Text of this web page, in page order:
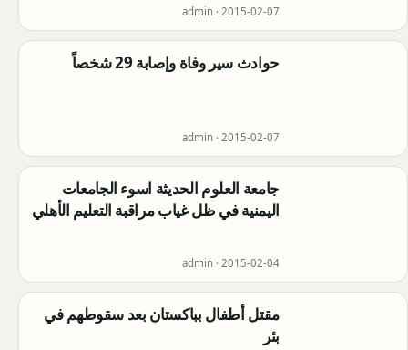
admin · 2015-02-07
حوادث سير وفاة وإصابة 29 شخصاً
admin · 2015-02-07
جامعة العلوم الحديثة اسوء الجامعات
اليمنية في ظل غياب مراقبة التعليم الأهلي
admin · 2015-02-04
مقتل أطفال بباكستان بعد سقوطهم في
بئر